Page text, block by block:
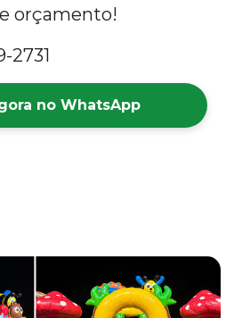
orçamento!
2731
no WhatsApp